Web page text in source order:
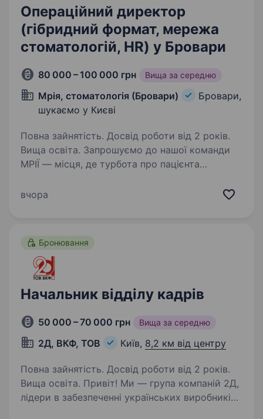
Операційний директор
(гібридний формат, мережа
стоматологій, HR) у Бровари
80 000 – 100 000 грн Вища за середню
Мрія, стоматологія (Бровари)
Бровари,
шукаємо у Києві
Повна зайнятість. Досвід роботи від 2 років.
Вища освіта. Запрошуємо до нашої команди
МРІЇ — місця, де турбота про пацієнта
професіоналізму та командної роботи. Хто ми?
вчора
Бронювання
Начальник відділу кадрів
50 000 – 70 000 грн Вища за середню
2Д, ВКФ, ТОВ Київ, 8,2 км від центру
Повна зайнятість. Досвід роботи від 2 років.
Вища освіта. Привіт! Ми — група компаній 2Д,
лідери в забезпеченні українських виробників